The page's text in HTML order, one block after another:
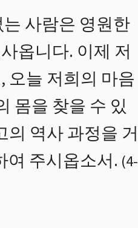
사람은 영원한
옵니다. 이제 저
오늘 저희의 마음
몸을 찾을 수 있
역사 과정을 거
여 주시옵소서. (4-